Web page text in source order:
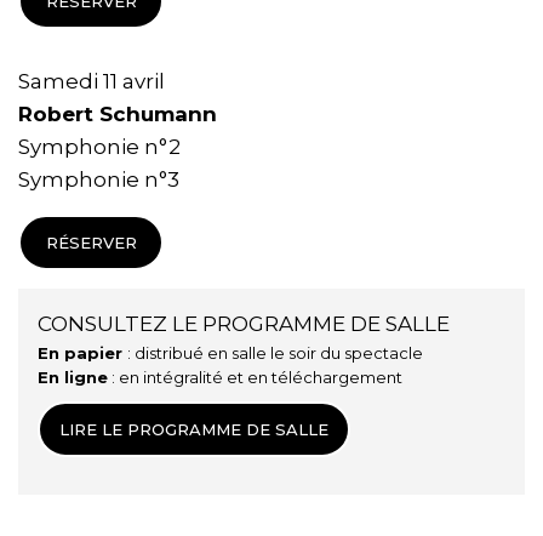
Samedi 11 avril
Robert Schumann
Symphonie n°2
Symphonie n°3
RÉSERVER
CONSULTEZ LE PROGRAMME DE SALLE
En papier : distribué en salle le soir du spectacle
En ligne : en intégralité et en téléchargement
LIRE LE PROGRAMME DE SALLE